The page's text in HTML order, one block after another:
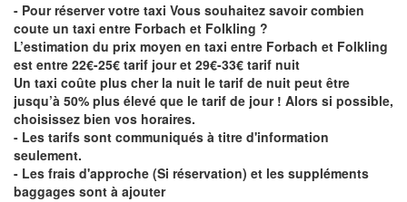
- Pour réserver votre taxi Vous souhaitez savoircombien
coute un taxi entre Forbach et Folkling ?
L’estimation du prix moyen en taxi entre Forbach et Folkling
est entre 22€-25€ tarif jour et 29€-33€ tarif nuit
Un taxi coûte plus cher la nuit le tarif de nuit peut être
jusqu’à 50% plus élevé que le tarif de jour ! Alors si possible,
choisissez bien vos horaires.
- Les tarifs sont communiqués à titre d'information
seulement.
- Les frais d'approche (Si réservation) et les suppléments
baggages sont à ajouter